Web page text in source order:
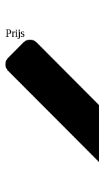
Prijs